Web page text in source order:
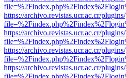
https://archivo.revistas.ucr.ac.cr/
https://archivo.revistas.ucr.ac.cr/
https://archivo.revistas.ucr.ac.cr/
https://archivo.revistas.ucr.ac.cr/